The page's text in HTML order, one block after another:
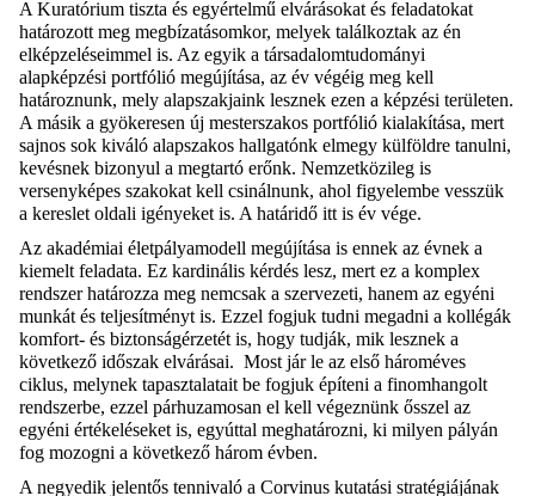
A Kuratórium tiszta és egyértelmű elvárásokat és feladatokat
határozott meg megbízatásomkor, melyek találkoztak az én
elképzeléseimmel is. Az egyik a társadalomtudományi
alapképzési portfólió megújítása, az év végéig meg kell
határoznunk, mely alapszakjaink lesznek ezen a képzési területen.
A másik a gyökeresen új mesterszakos portfólió kialakítása, mert
sajnos sok kiváló alapszakos hallgatónk elmegy külföldre tanulni,
kevésnek bizonyul a megtartó erőnk. Nemzetközileg is
versenyképes szakokat kell csinálnunk, ahol figyelembe vesszük
a kereslet oldali igényeket is. A határidő itt is év vége.
Az akadémiai életpályamodell megújítása is ennek az évnek a
kiemelt feladata. Ez kardinális kérdés lesz, mert ez a komplex
rendszer határozza meg nemcsak a szervezeti, hanem az egyéni
munkát és teljesítményt is. Ezzel fogjuk tudni megadni a kollégák
komfort- és biztonságérzetét is, hogy tudják, mik lesznek a
következő időszak elvárásai. Most jár le az első hároméves
ciklus, melynek tapasztalatait be fogjuk építeni a finomhangolt
rendszerbe, ezzel párhuzamosan el kell végeznünk ősszel az
egyéni értékeléseket is, egyúttal meghatározni, ki milyen pályán
fog mozogni a következő három évben.
A negyedik jelentős tennivaló a Corvinus kutatási stratégiájának